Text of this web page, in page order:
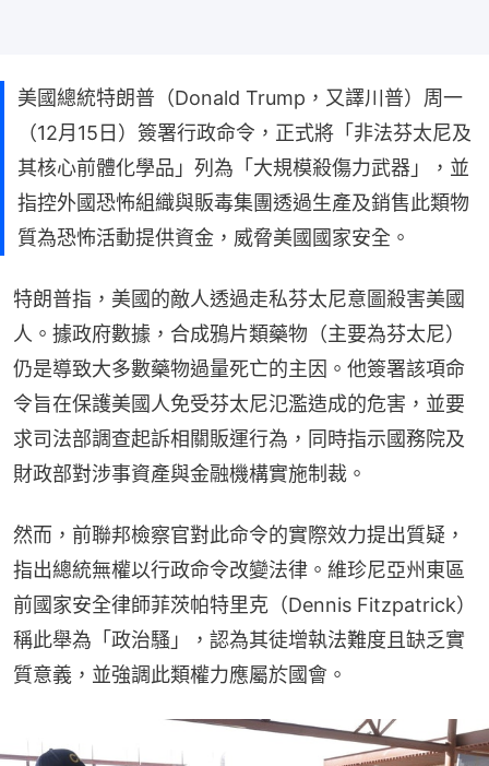
美國總統特朗普（Donald Trump，又譯川普）周一
（12月15日）簽署行政命令，正式將「非法芬太尼及
其核心前體化學品」列為「大規模殺傷力武器」，並
指控外國恐怖組織與販毒集團透過生產及銷售此類物
質為恐怖活動提供資金，威脅美國國家安全。
特朗普指，美國的敵人透過走私芬太尼意圖殺害美國
人。據政府數據，合成鴉片類藥物（主要為芬太尼）
仍是導致大多數藥物過量死亡的主因。他簽署該項命
令旨在保護美國人免受芬太尼氾濫造成的危害，並要
求司法部調查起訴相關販運行為，同時指示國務院及
財政部對涉事資產與金融機構實施制裁。
然而，前聯邦檢察官對此命令的實際效力提出質疑，
指出總統無權以行政命令改變法律。維珍尼亞州東區
前國家安全律師菲茨帕特里克（Dennis Fitzpatrick）
稱此舉為「政治騷」，認為其徒增執法難度且缺乏實
質意義，並強調此類權力應屬於國會。